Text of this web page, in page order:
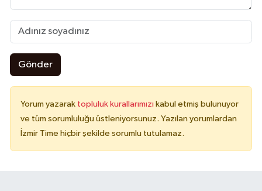
Gönder
Yorum yazarak topluluk kurallarımızı kabul etmiş bulunuyor
ve tüm sorumluluğu üstleniyorsunuz. Yazılan yorumlardan
İzmir Time hiçbir şekilde sorumlu tutulamaz.